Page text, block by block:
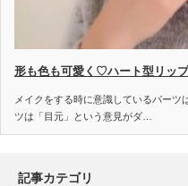
形も色も可愛く♡ハート型リッ
メイクをする時に意識しているパー
ツは「目元」という意見がダ…
記事カテゴリ